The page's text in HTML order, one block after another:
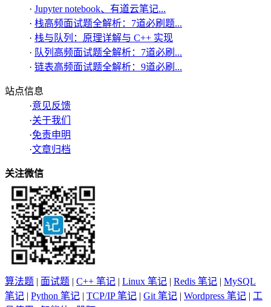
· Jupyter notebook、有道云笔记...
· 栈高频面试题全解析：7道必刷题...
· 栈与队列：原理详解与 C++ 实现
· 队列高频面试题全解析：7道必刷...
· 链表高频面试题全解析：9道必刷...
站点信息
·意见反馈
·关于我们
·免责申明
·文章归档
关注微信
算法题 | 面试题 | C++ 笔记 | Linux 笔记 | Redis 笔记 | MySQL
笔记 | Python 笔记 | TCP/IP 笔记 | Git 笔记 | Wordpress 笔记 | 工